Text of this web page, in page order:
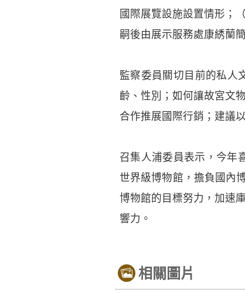
國際展覽設施設置情形；
嗣後由展示服務處康綉蘭
監察委員關切目前的私人
齡、性別；如何讓故宮文
合作推展國際行銷；建議
召集人浦委員表示，今年
世界級博物館，擔負國內
博物館的目標努力，加速
響力。
相關圖片